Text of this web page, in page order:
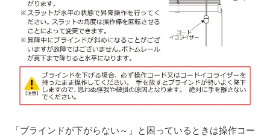
「ブラインドが下がらない～」と困っているときは操作コー